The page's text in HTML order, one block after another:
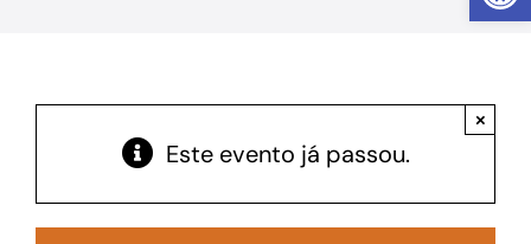
Acesso à Informação
Este evento já passou.
×